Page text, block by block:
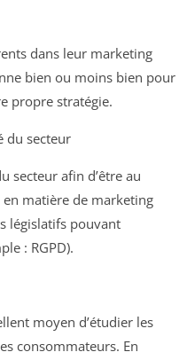
dans leur marketing
bien ou moins bien pour
propre stratégie.
du secteur
secteur afin d’être au
matière de marketing
législatifs pouvant
: RGPD).
moyen d’étudier les
consommateurs. En